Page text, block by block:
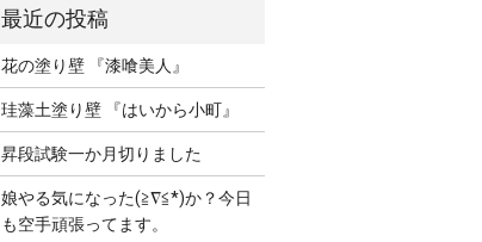
花の塗り壁 『漆喰美人』
珪藻土塗り壁 『はいから小町』
昇段試験一か月切りました
娘やる気になった(≧∇≦*)か？今日
も空手頑張ってます。